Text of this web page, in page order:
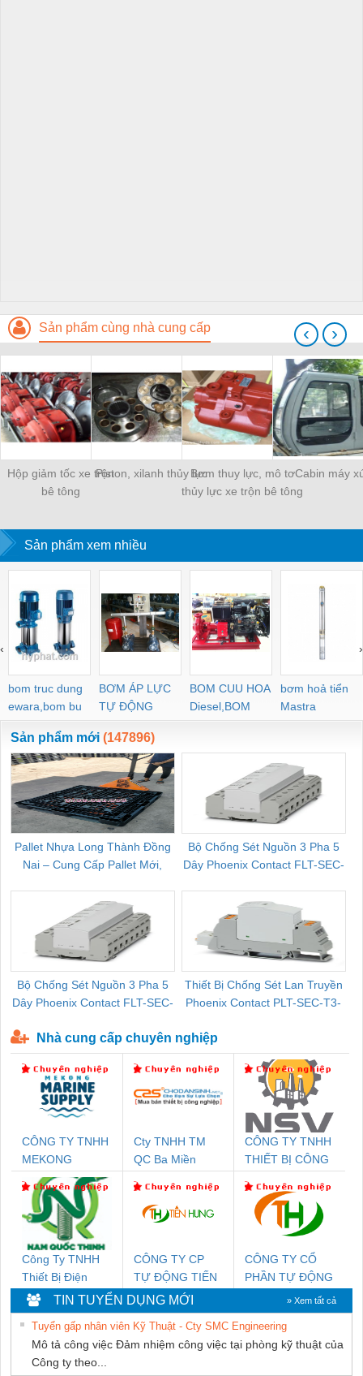
Sản phẩm cùng nhà cung cấp
Hộp giảm tốc xe trộn
bê tông
Piston, xilanh thủy lựcBơm thuy lực, mô tơ
thủy lực xe trộn bê tông
Cabin máy
‹ ›
Sản phẩm xem nhiều
bom truc dung
ewara,bom bu
ewara
BƠM ÁP LỰC
TỰ ĐỘNG
BOM CUU HOA
Diesel,BOM
CHUA CHAY
bơm hoả tiển
Mastra
‹ ›
Sản phẩm mới (147896)
Pallet Nhựa Long Thành Đồng
Nai – Cung Cấp Pallet Mới,
Bộ Chống Sét Nguồn 3 Pha 5
Dây Phoenix Contact FLT-SEC-
Bộ Chống Sét Nguồn 3 Pha 5
Dây Phoenix Contact FLT-SEC-
Thiết Bị Chống Sét Lan Truyền
Phoenix Contact PLT-SEC-T3-
Nhà cung cấp chuyên nghiệp
CÔNG TY TNHH
MEKONG
MARINE SUPPLY
Cty TNHH TM
QC Ba Miền
CÔNG TY TNHH
THIẾT BỊ CÔNG
SETSUBI VIỆT
NAM
Công Ty TNHH
Thiết Bị Điện
Nam Quốc Thịnh
CÔNG TY CP
TỰ ĐỘNG TIẾN
HƯNG
CÔNG TY CỔ
PHẦN TỰ ĐỘNG
TIẾN HƯNG
TIN TUYỂN DỤNG MỚI » Xem tất cả
Tuyển gấp nhân viên Kỹ Thuật - Cty SMC Engineering
Mô tả công việc Đảm nhiệm công việc tại phòng kỹ thuật của
Công ty theo...